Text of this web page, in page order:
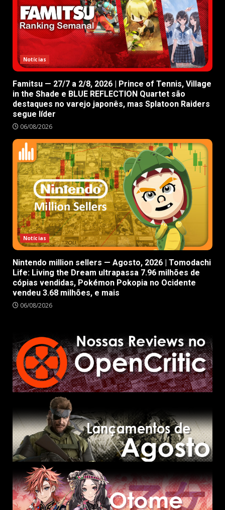
Notícias
Famitsu — 27/7 a 2/8, 2026 | Prince of Tennis, Village
in the Shade e BLUE REFLECTION Quartet são
destaques no varejo japonês, mas Splatoon Raiders
segue líder
06/08/2026
Notícias
Nintendo million sellers — Agosto, 2026 | Tomodachi
Life: Living the Dream ultrapassa 7.96 milhões de
cópias vendidas, Pokémon Pokopia no Ocidente
vendeu 3.68 milhões, e mais
06/08/2026